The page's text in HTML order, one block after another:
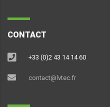
CONTACT
+33 (0)2 43 14 14 60
contact@lvtec.fr